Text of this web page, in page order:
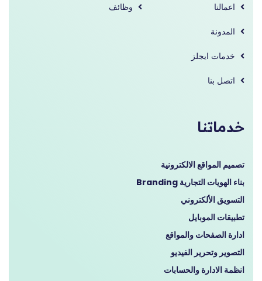
اعمالنا
المدونة
خدمات ايجلز
اتصل بنا
وظائف
خدماتنا
تصميم المواقع الالكترونية
بناء الهويات التجارية Branding
التسويق الألكتروني
تطبيقات الموبايل
ادارة الصفحات والمواقع
التصوير وتحرير الفيديو
انظمة الادارة والحسابات